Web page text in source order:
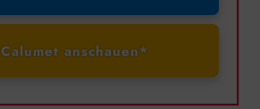
anschauen*